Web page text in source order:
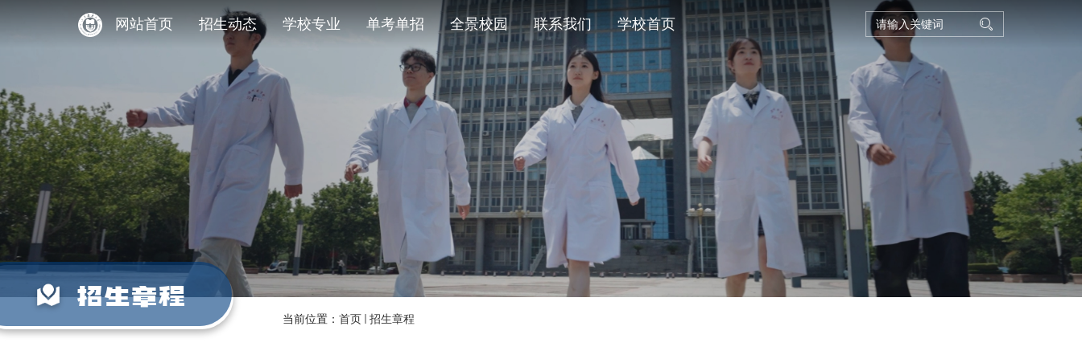
网站首页 招生动态 学校专业 单考单招 全景校园 联系我们 学校首页
招生章程
当前位置： 首页 招生章程